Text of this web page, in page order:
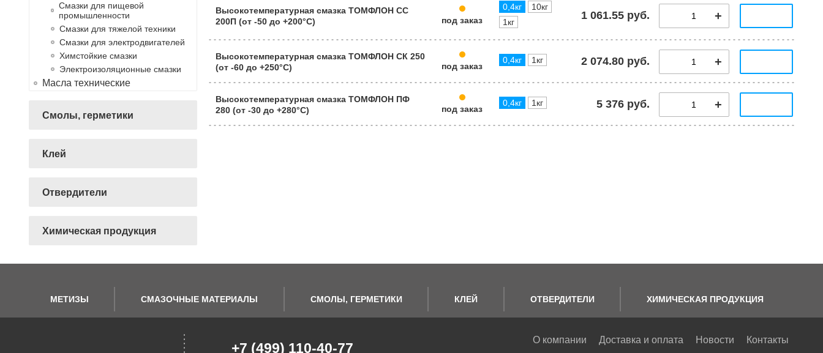
Смазки для пищевой
промышленности
Смазки для тяжелой техники
Смазки для электродвигателей
Химстойкие смазки
Электроизоляционные смазки
Масла технические
Смолы, герметики
Клей
Отвердители
Химическая продукция
Высокотемпературная смазка ТОМФЛОН СС
200П (от -50 до +200°C)
под заказ
0,4кг
10кг
1кг
1 061.55 руб.
Высокотемпературная смазка ТОМФЛОН СК 250
(от -60 до +250°C)
под заказ
0,4кг 1кг 2 074.80 руб.
Высокотемпературная смазка ТОМФЛОН ПФ
280 (от -30 до +280°C)
под заказ
0,4кг 1кг 5 376 руб.
МЕТИЗЫ СМАЗОЧНЫЕ МАТЕРИАЛЫ СМОЛЫ, ГЕРМЕТИКИ КЛЕЙ ОТВЕРДИТЕЛИ ХИМИЧЕСКАЯ ПРОДУКЦИЯ
+7 (499) 110-40-77
О компании Доставка и оплата Новости Контакты